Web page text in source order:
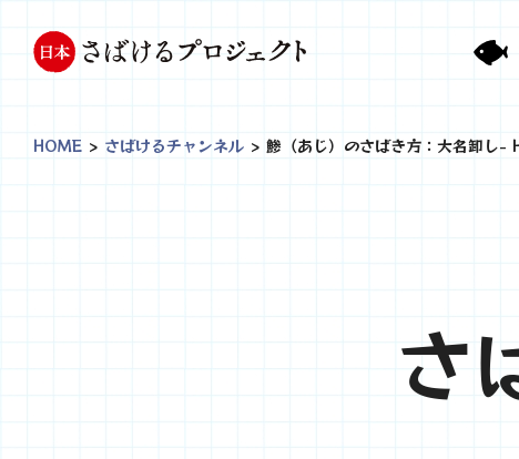
HOME > さばけるチャンネル > 鯵（あじ）のさばき方：大名卸
さ